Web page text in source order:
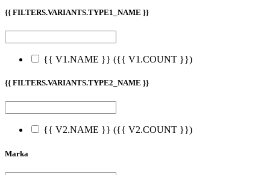
{{ FILTERS.VARIANTS.TYPE1_NAME }}
{{ V1.NAME }} ({{ V1.COUNT }})
{{ FILTERS.VARIANTS.TYPE2_NAME }}
{{ V2.NAME }} ({{ V2.COUNT }})
Marka